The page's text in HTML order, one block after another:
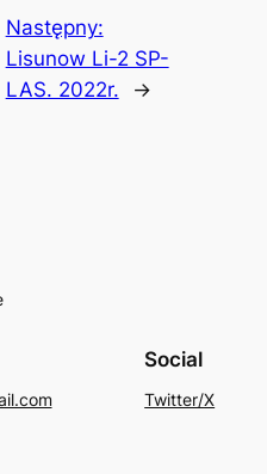
Następny:
Lisunow Li-2 SP-
LAS. 2022r.
→
Social
Twitter/X